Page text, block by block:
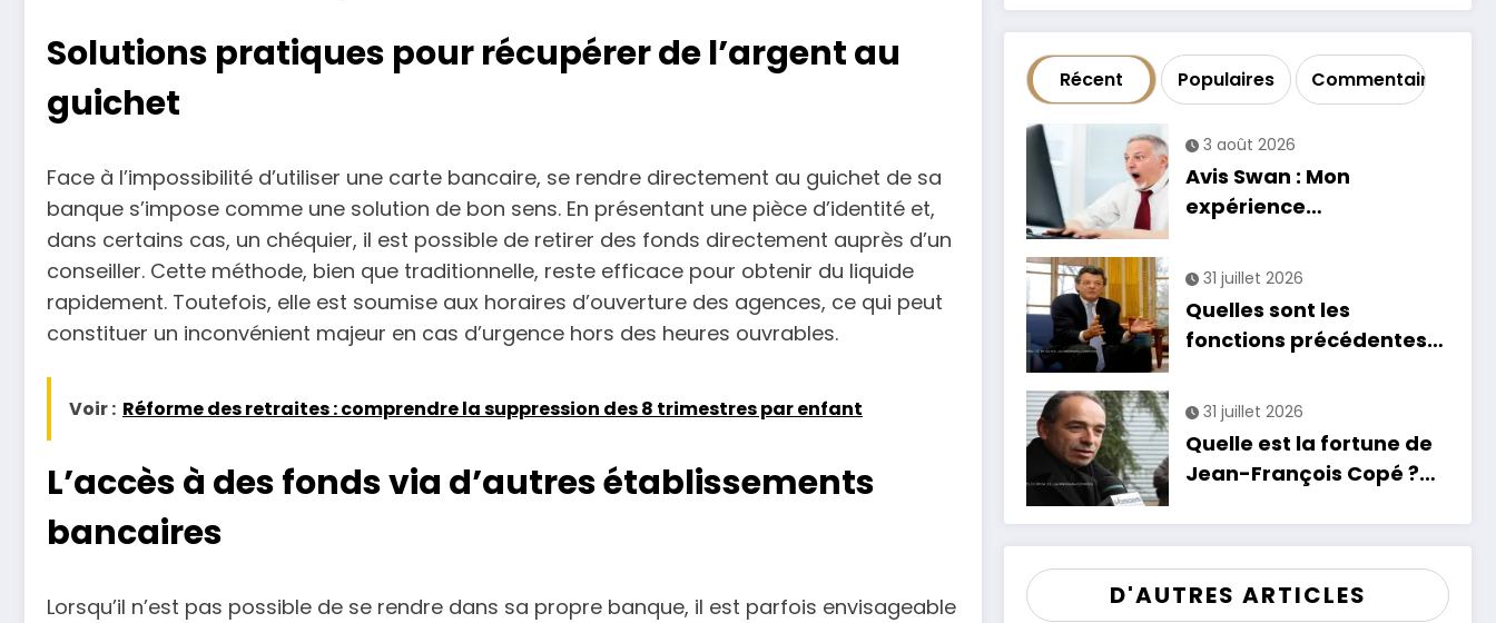
Solutions pratiques pour récupérer de l’argent au
guichet
Face à l’impossibilité d’utiliser une carte bancaire, se rendre directement au guichet de sa
banque s’impose comme une solution de bon sens. En présentant une pièce d’identité et,
dans certains cas, un chéquier, il est possible de retirer des fonds directement auprès d’un
conseiller. Cette méthode, bien que traditionnelle, reste efficace pour obtenir du liquide
rapidement. Toutefois, elle est soumise aux horaires d’ouverture des agences, ce qui peut
constituer un inconvénient majeur en cas d’urgence hors des heures ouvrables.
Voir : Réforme des retraites : comprendre la suppression des 8 trimestres par enfant
L’accès à des fonds via d’autres établissements
bancaires
Lorsqu’il n’est pas possible de se rendre dans sa propre banque, il est parfois envisageable
Récent Populaires Commentaire
3 août 2026
Avis Swan : Mon
expérience
banque
31 juillet 2026
Quelles sont les
fonctions précédentes
31 juillet 2026
Quelle est la fortune de
Jean-François Copé ?
son patrimoine
D'AUTRES ARTICLES